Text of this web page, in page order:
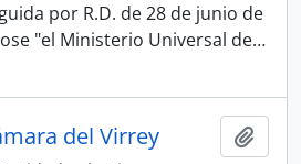
por R.D. de 28 de junio de
"el Ministerio Universal de…
del Virrey